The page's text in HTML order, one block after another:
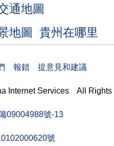
通地圖
地圖 貴州在哪里
報錯 提意見和建議
Internet Services All Rights
09004988號-13
號